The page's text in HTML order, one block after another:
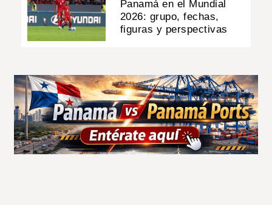
Panamá en el Mundial
2026: grupo, fechas,
figuras y perspectivas